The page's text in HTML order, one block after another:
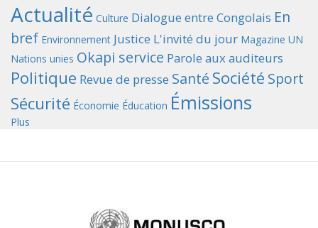
Actualité Culture Dialogue entre Congolais En
bref Environnement Justice L'invité du jour Magazine UN
Nations unies Okapi service Parole aux auditeurs
Politique Revue de presse Santé Société Sport
Sécurité Économie Éducation Émissions
Plus